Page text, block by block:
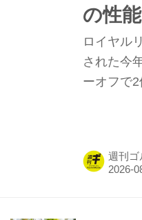
の性能
ロイヤル
された今
ーオフで
ンで発揮
週刊ゴ